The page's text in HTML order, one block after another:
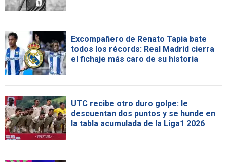
Excompañero de Renato Tapia bate
todos los récords: Real Madrid cierra
el fichaje más caro de su historia
UTC recibe otro duro golpe: le
descuentan dos puntos y se hunde en
la tabla acumulada de la Liga1 2026